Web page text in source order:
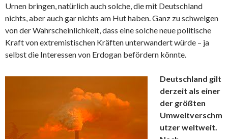
Urnen bringen, natürlich auch solche, die mit Deutschland
nichts, aber auch gar nichts am Hut haben. Ganz zu schweigen
von der Wahrscheinlichkeit, dass eine solche neue politische
Kraft von extremistischen Kräften unterwandert würde – ja
selbst die Interessen von Erdogan befördern könnte.
Deutschland gilt
derzeit als einer
der größten
Umweltverschm
utzer weltweit.